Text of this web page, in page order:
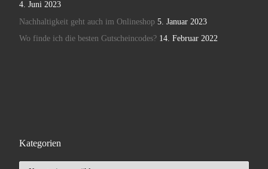
4. Juni 2023
Nachhaltigkeit geht auch im Onlineshop 5. Januar 2023
Wo finde ich die besten Gutscheincodes? 14. Februar 2022
Kategorien